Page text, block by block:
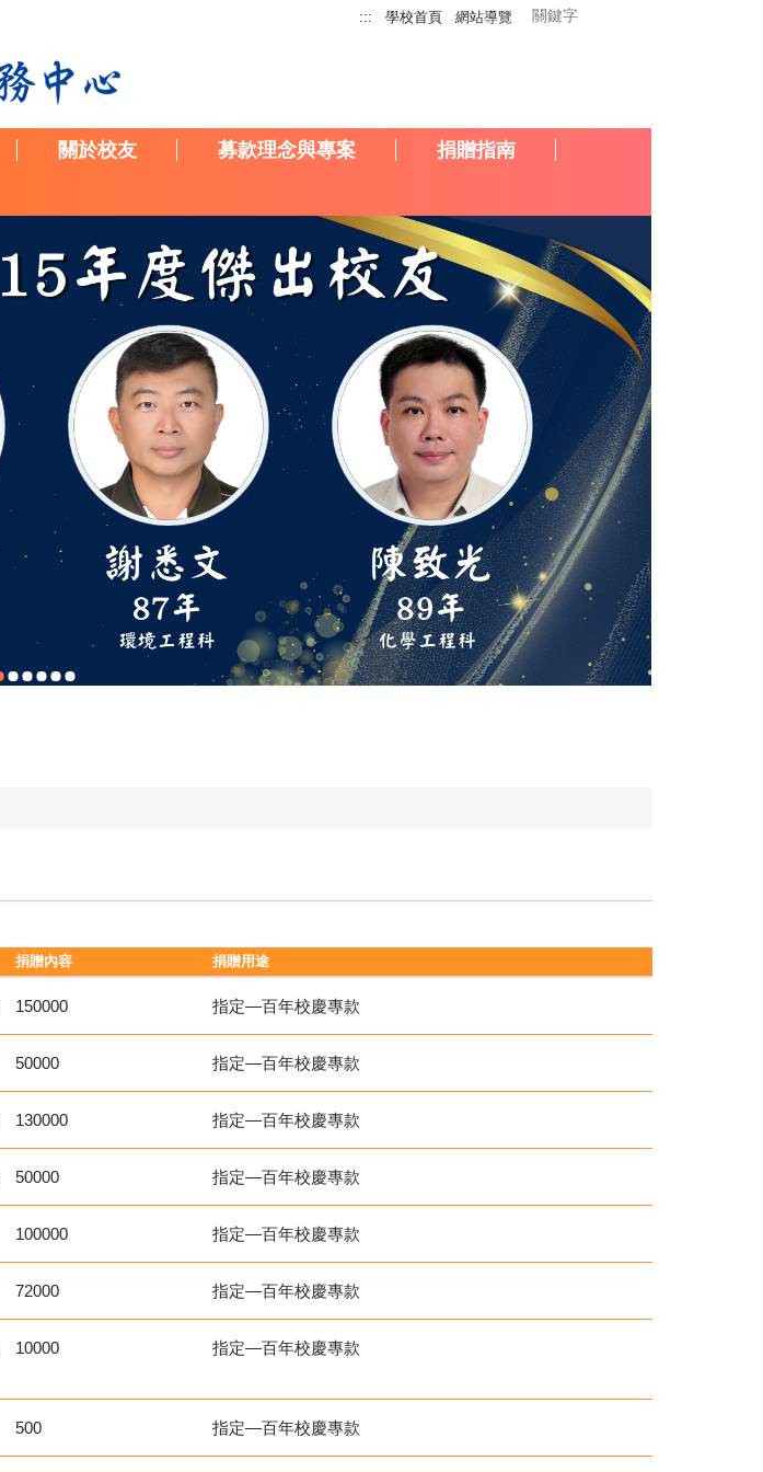
::: 學校首頁 網站導覽
關於校友 募款理念與專案
捐贈指南
捐贈內容 捐贈用途
150000 指定—百年校慶專款
50000 指定—百年校慶專款
130000 指定—百年校慶專款
50000 指定—百年校慶專款
100000 指定—百年校慶專款
72000 指定—百年校慶專款
10000 指定—百年校慶專款
500 指定—百年校慶專款